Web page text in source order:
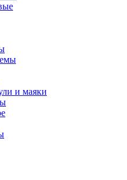
и маяки